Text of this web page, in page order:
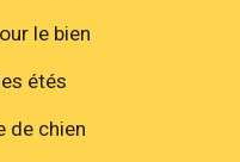
le bien
étés
de chien